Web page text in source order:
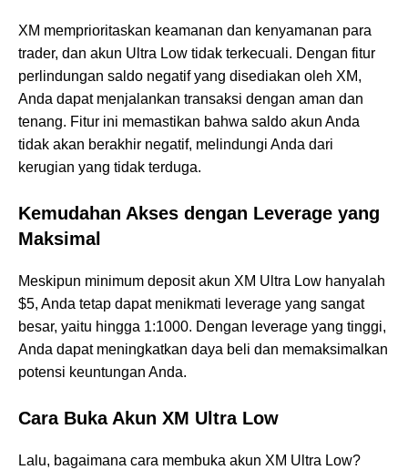
XM memprioritaskan keamanan dan kenyamanan para
trader, dan akun Ultra Low tidak terkecuali. Dengan fitur
perlindungan saldo negatif yang disediakan oleh XM,
Anda dapat menjalankan transaksi dengan aman dan
tenang. Fitur ini memastikan bahwa saldo akun Anda
tidak akan berakhir negatif, melindungi Anda dari
kerugian yang tidak terduga.
Kemudahan Akses dengan Leverage yang
Maksimal
Meskipun minimum deposit akun XM Ultra Low hanyalah
$5, Anda tetap dapat menikmati leverage yang sangat
besar, yaitu hingga 1:1000. Dengan leverage yang tinggi,
Anda dapat meningkatkan daya beli dan memaksimalkan
potensi keuntungan Anda.
Cara Buka Akun XM Ultra Low
Lalu, bagaimana cara membuka akun XM Ultra Low?